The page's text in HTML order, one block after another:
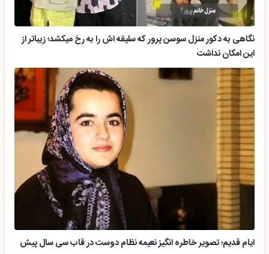
نگاهی به دکور منزل سوسن پرور که سلیقه اش را به رخ میکشد؛ زیباتر از
این امکان نداشت
ایام قدیم؛ تصویر خاطره انگیز نعیمه نظام دوست در قاب سی سال پیش